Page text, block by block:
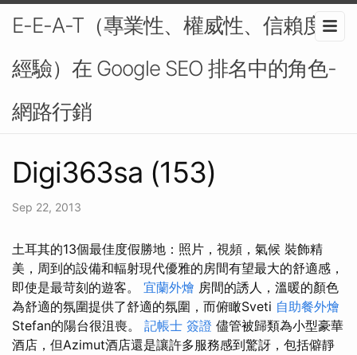
E-E-A-T（專業性、權威性、信賴度、
經驗）在 Google SEO 排名中的角色-
網路行銷
Digi363sa (153)
Sep 22, 2013
土耳其的13個最佳度假勝地：照片，視頻，氣候 裝飾精
美，周到的設備和輻射現代優雅的房間有望最大的舒適感，
即使是最苛刻的遊客。 宜蘭外燴 房間的誘人，溫暖的顏色
為舒適的氛圍提供了舒適的氛圍，而俯瞰Sveti 自助餐外燴
Stefan的陽台很沮喪。 記帳士 簽證 儘管被歸類為小型豪華
酒店，但Azimut酒店還是讓許多服務感到驚訝，包括僻靜